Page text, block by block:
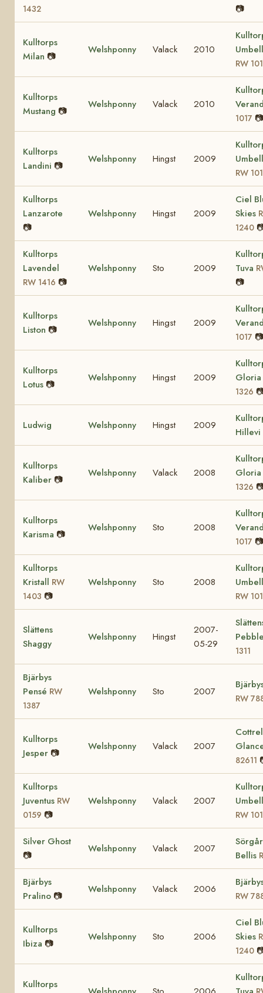
1432
📷
Kulltorps
Milan 📷
Welshponny Valack 2010
RW
Kulltorps
Mustang 📷
Welshponny Valack 2010
1017 📷
Kulltorps
Landini 📷
Welshponny Hingst 2009
RW
Kulltorps
Lanzarote
📷
Welshponny Hingst 2009
Ciel
Skies
1240
Kulltorps
Lavendel
RW 1416 📷
Welshponny Sto 2009
Tuva
📷
Kulltorps
Liston 📷
Welshponny Hingst 2009
1017 📷
Kulltorps
Lotus 📷
Welshponny Hingst 2009
Gloria
1326
Ludwig Welshponny Hingst 2009
Hillevi
Kulltorps
Kaliber 📷
Welshponny Valack 2008
Gloria
1326
Kulltorps
Karisma 📷
Welshponny Sto 2008
1017 📷
Kulltorps
Kristall RW
1403 📷
Welshponny Sto 2008
RW
Slättens
Shaggy
Welshponny Hingst
2007-
05-29
1311
Bjärbys
Pensé RW
1387
Welshponny Sto 2007
RW
Kulltorps
Jesper 📷
Welshponny Valack 2007
82611
Kulltorps
Juventus RW
0159 📷
Welshponny Valack 2007
RW
Silver Ghost
📷
Welshponny Valack 2007
Bellis
Bjärbys
Pralino 📷
Welshponny Valack 2006
RW
Kulltorps
Ibiza 📷
Welshponny Sto 2006
Ciel
Skies
1240
Kulltorps